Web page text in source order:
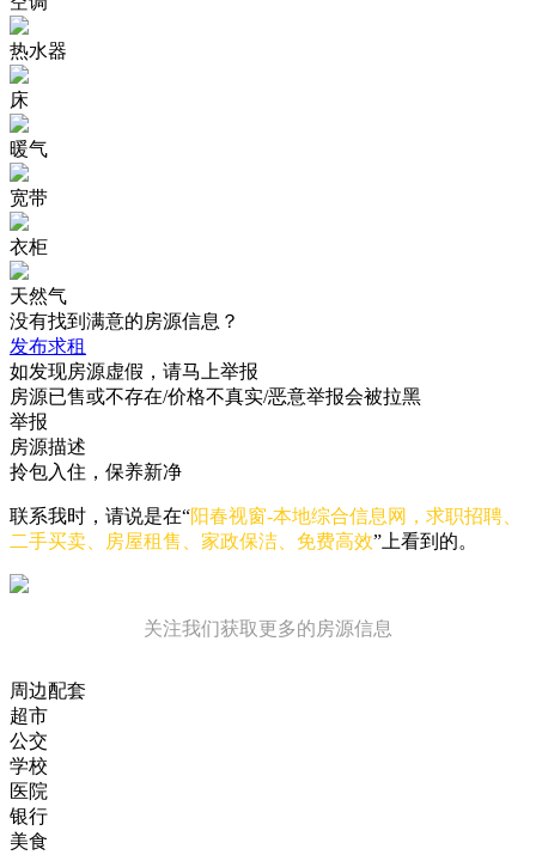
热水器
床
暖气
宽带
衣柜
天然气
没有找到满意的房源信息？
发布求租
如发现房源虚假，请马上举报
房源已售或不存在/价格不真实/恶意举报会被拉黑
举报
房源描述
拎包入住，保养新净
联系我时，请说是在“阳春视窗-本地综合信息网，求职招聘、
二手买卖、房屋租售、家政保洁、免费高效”上看到的。
关注我们获取更多的房源信息
周边配套
超市
公交
学校
医院
银行
美食